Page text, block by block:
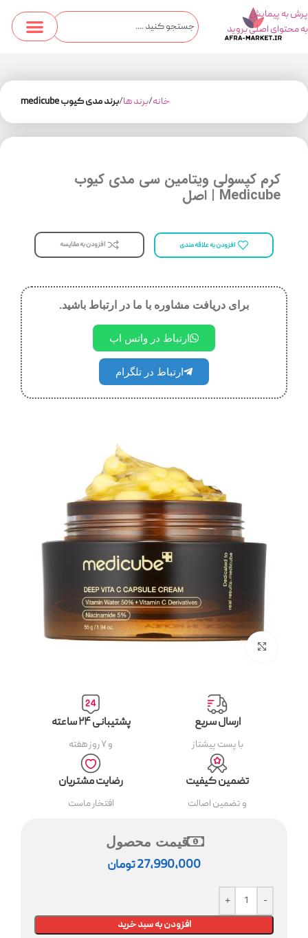
پرش به پیمایش
به محتوای اصلی بروید
خانه برند ها برند مدی کیوب medicube
کرم کپسولی ویتامین سی مدی کیوب
Medicube | اصل
افزودن به علاقه مندی افزودن به مقایسه
برای دریافت مشاوره با ما در ارتباط باشید.
ارتباط در واتس اپ
ارتباط در تلگرام
ارسال سریع
با پست پیشتاز
پشتیبانی ۲۴ ساعته
و ۷ روز هفته
تضمین کیفیت
و تضمین اصالت
رضایت مشتریان
افتخار ماست
قیمت محصول
27,990,000تومان
افزودن به سبد خرید